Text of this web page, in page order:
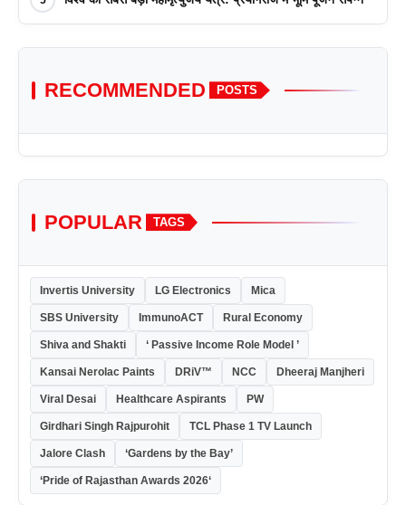
RECOMMENDED POSTS
POPULAR TAGS
Invertis University LG Electronics Mica
SBS University ImmunoACT Rural Economy
Shiva and Shakti ‘ Passive Income Role Model ’
Kansai Nerolac Paints DRiV™ NCC Dheeraj Manjheri
Viral Desai Healthcare Aspirants PW
Girdhari Singh Rajpurohit TCL Phase 1 TV Launch
Jalore Clash ‘Gardens by the Bay’
‘Pride of Rajasthan Awards 2026‘